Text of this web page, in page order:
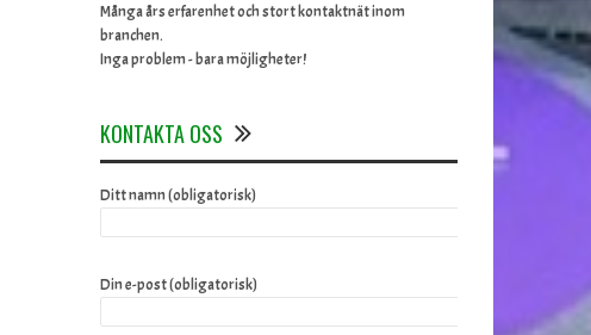
Många års erfarenhet och stort kontaktnät inom
branchen.
Inga problem - bara möjligheter!
KONTAKTA OSS
Ditt namn (obligatorisk)
Din e-post (obligatorisk)